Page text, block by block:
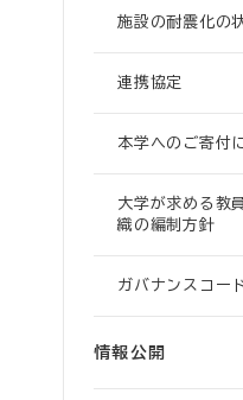
施設の耐震化の
連携協定
本学へのご寄付
大学が求める教
織の編制方針
ガバナンスコー
情報公開